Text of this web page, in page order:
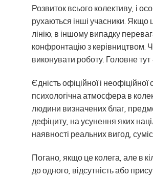
Розвиток всього колективу, і
рухаються інші учасники. Якщо
лінію; в іншому випадку
конфронтацію з керівництвом.
виконувати роботу. Головне
Єдність офіційної і
психологічна атмосфера в
людини визначених благ,
дефіциту, на усунення яких
наявності реальних вигод,
Погано, якщо це колега, але в
до одного, відсутність або